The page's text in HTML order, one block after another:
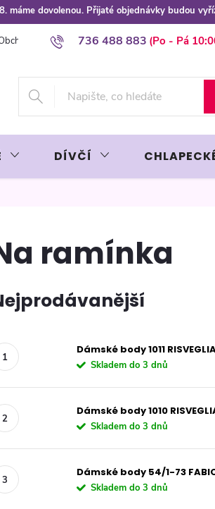
máme dovolenou. Přijaté objednávky budou
736 488 883
podmínky Podmínky ochrany
DÍVČÍ
ramínka
Dámské body 1011
Skladem do 3 dnů
Dámské body 1010
Skladem do 3 dnů
Dámské body 54/1-73
Skladem do 3 dnů